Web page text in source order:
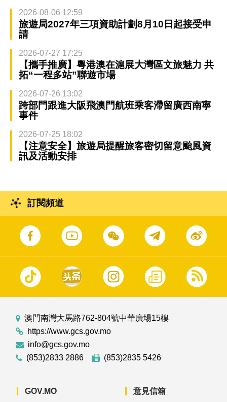
2026-08-06 12:59
旅遊局2027年三項資助計劃8月10日起接受申
請
2026-07-27 17:25
【攜手推廣】粵港澳在滬展大灣區文旅魅力 共
拓“一程多站”聯遊市場
2026-07-26 13:02
跨部門跟進大阪飛澳門航班乘客滯留廣西南寧
事件
2026-07-25 18:02
【注意安全】旅遊局提醒旅客密切留意颱風資
訊及活動安排
訂閱頻道
澳門南灣大馬路762-804號中華廣場15樓
https://www.gcs.gov.mo
info@gcs.gov.mo
(853)2833 2886
(853)2835 5426
GOV.MO 意見信箱